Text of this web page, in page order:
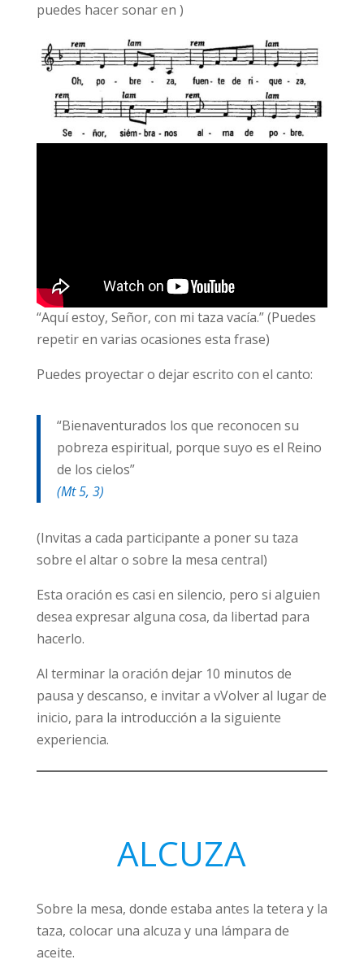
puedes hacer sonar en )
“Aquí estoy, Señor, con mi taza vacía.” (Puedes
repetir en varias ocasiones esta frase)
Puedes proyectar o dejar escrito con el canto:
“Bienaventurados los que reconocen su
pobreza espiritual, porque suyo es el Reino
de los cielos”
(Mt 5, 3)
(Invitas a cada participante a poner su taza
sobre el altar o sobre la mesa central)
Esta oración es casi en silencio, pero si alguien
desea expresar alguna cosa, da libertad para
hacerlo.
Al terminar la oración dejar 10 minutos de
pausa y descanso, e invitar a vVolver al lugar de
inicio, para la introducción a la siguiente
experiencia.
ALCUZA
Sobre la mesa, donde estaba antes la tetera y la
taza, colocar una alcuza y una lámpara de
aceite.